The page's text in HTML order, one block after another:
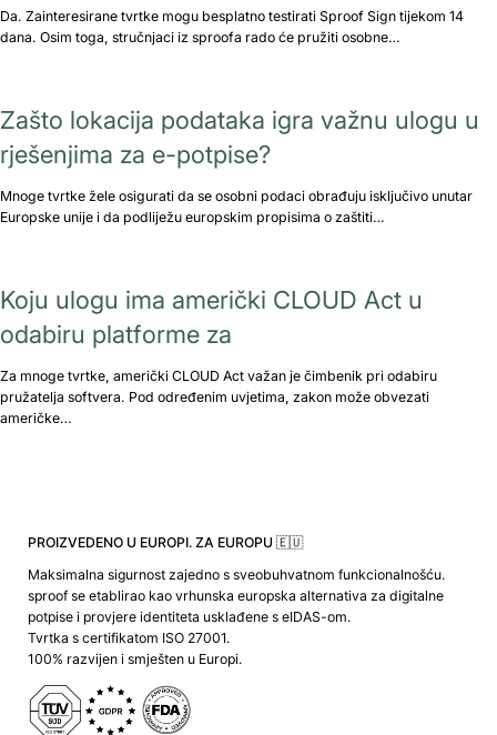
Da. Zainteresirane tvrtke mogu besplatno testirati Sproof Sign tijekom 14
dana. Osim toga, stručnjaci iz sproofa rado će pružiti osobne…
Zašto lokacija podataka igra važnu ulogu u
rješenjima za e-potpise?
Mnoge tvrtke žele osigurati da se osobni podaci obrađuju isključivo unutar
Europske unije i da podliježu europskim propisima o zaštiti…
Koju ulogu ima američki CLOUD Act u
odabiru platforme za
Za mnoge tvrtke, američki CLOUD Act važan je čimbenik pri odabiru
pružatelja softvera. Pod određenim uvjetima, zakon može obvezati
američke…
PROIZVEDENO U EUROPI. ZA EUROPU 🇪🇺
Maksimalna sigurnost zajedno s sveobuhvatnom funkcionalnošću.
sproof se etablirao kao vrhunska europska alternativa za digitalne
potpise i provjere identiteta usklađene s eIDAS-om.
Tvrtka s certifikatom ISO 27001.
100% razvijen i smješten u Europi.